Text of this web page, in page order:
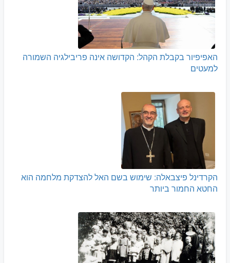
האפיפיור בקבלת הקהל: הקדושה אינה פריבילגיה השמורה
למעטים
הקרדינל פיצבאלה: שימוש בשם האל להצדקת מלחמה הוא
החטא החמור ביותר